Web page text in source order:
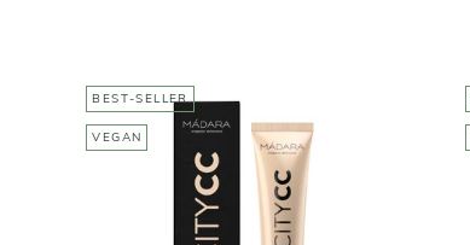
BEST-SELLER
VEGAN
MÁDARA
CC crème anti-pollution
SPF15